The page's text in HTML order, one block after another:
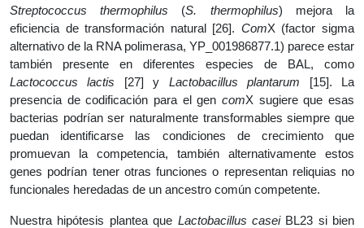
Streptococcus thermophilus (S. thermophilus) mejora la
eficiencia de transformación natural [26]. ComX (factor sigma
alternativo de la RNA polimerasa, YP_001986877.1) parece estar
también presente en diferentes especies de BAL, como
Lactococcus lactis [27] y Lactobacillus plantarum [15]. La
presencia de codificación para el gen comX sugiere que esas
bacterias podrían ser naturalmente transformables siempre que
puedan identificarse las condiciones de crecimiento que
promuevan la competencia, también alternativamente estos
genes podrían tener otras funciones o representan reliquias no
funcionales heredadas de un ancestro común competente.
Nuestra hipótesis plantea que Lactobacillus caseiBL23 si bien